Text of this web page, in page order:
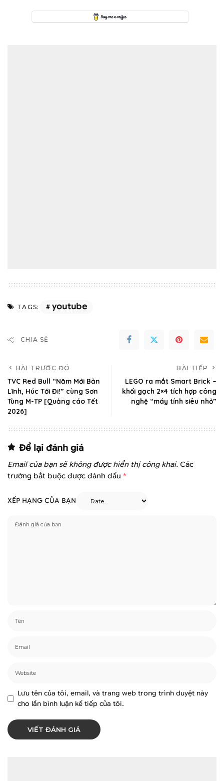
TAGS: youtube
CHIA SẺ
BÀI TRƯỚC ĐÓ
TVC Red Bull “Năm Mới Bản
Lĩnh, Húc Tới Đi!” cùng Sơn
Tùng M-TP [Quảng cáo Tết
2026]
BÀI TIẾP
LEGO ra mắt Smart Brick –
khối gạch 2×4 tích hợp công
nghệ “máy tính siêu nhỏ”
Để lại đánh giá
Email của bạn sẽ không được hiển thị công khai. Các
trường bắt buộc được đánh dấu *
XẾP HẠNG CỦA BẠN
Lưu tên của tôi, email, và trang web trong trình duyệt này
cho lần bình luận kế tiếp của tôi.